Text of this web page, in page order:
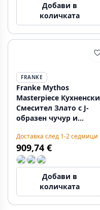
Добави в
количката
FRANKE
Franke Mythos
Masterpiece Кухненски
Смесител Злато с J-
образен чучур и
115.0711.558
Доставка след 1-2 седмици
909,74 €
Добави в
количката